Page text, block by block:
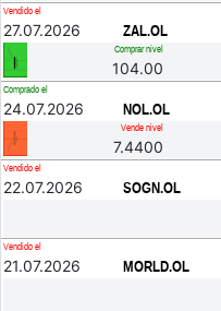
Vendido el
27.07.2026 ZAL.OL
Comprar nivel
104.00
Comprado el
24.07.2026 NOL.OL
Vende nivel
7.4400
Vendido el
22.07.2026 SOGN.OL
Vendido el
21.07.2026 MORLD.OL